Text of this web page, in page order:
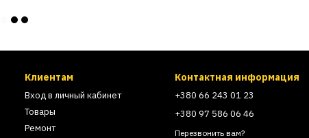
Клиентам
Вход в личный кабинет
Товары
Ремонт
Контактная информация
+380 66 243 01 23
+380 97 586 06 46
Перезвонить вам?